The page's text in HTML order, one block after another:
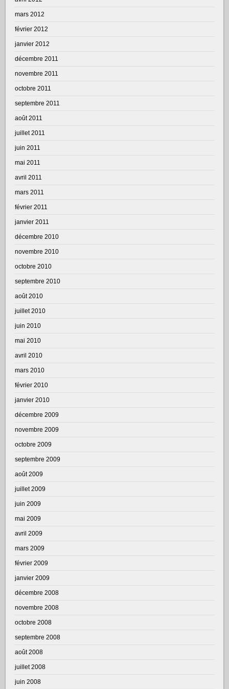
mars 2012
février 2012
janvier 2012
décembre 2011
novembre 2011
octobre 2011
septembre 2011
août 2011
juillet 2011
juin 2011
mai 2011
avril 2011
mars 2011
février 2011
janvier 2011
décembre 2010
novembre 2010
octobre 2010
septembre 2010
août 2010
juillet 2010
juin 2010
mai 2010
avril 2010
mars 2010
février 2010
janvier 2010
décembre 2009
novembre 2009
octobre 2009
septembre 2009
août 2009
juillet 2009
juin 2009
mai 2009
avril 2009
mars 2009
février 2009
janvier 2009
décembre 2008
novembre 2008
octobre 2008
septembre 2008
août 2008
juillet 2008
juin 2008